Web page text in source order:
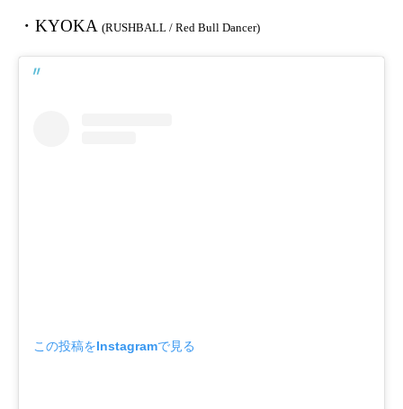
・KYOKA (RUSHBALL / Red Bull Dancer)
この投稿をInstagramで見る